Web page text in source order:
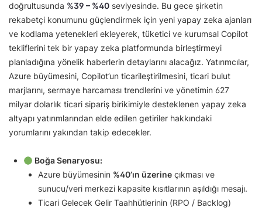
doğrultusunda %39 – %40 seviyesinde. Bu gece şirketin
rekabetçi konumunu güçlendirmek için yeni yapay zeka ajanları
ve kodlama yetenekleri ekleyerek, tüketici ve kurumsal Copilot
tekliflerini tek bir yapay zeka platformunda birleştirmeyi
planladığına yönelik haberlerin detaylarını alacağız. Yatırımcılar,
Azure büyümesini, Copilot’un ticarileştirilmesini, ticari bulut
marjlarını, sermaye harcaması trendlerini ve yönetimin 627
milyar dolarlık ticari sipariş birikimiyle desteklenen yapay zeka
altyapı yatırımlarından elde edilen getiriler hakkındaki
yorumlarını yakından takip edecekler.
Boğa Senaryosu:
Azure büyümesinin %40’ın üzerine çıkması ve
sunucu/veri merkezi kapasite kısıtlarının aşıldığı mesajı.
Ticari Gelecek Gelir Taahhütlerinin (RPO / Backlog)